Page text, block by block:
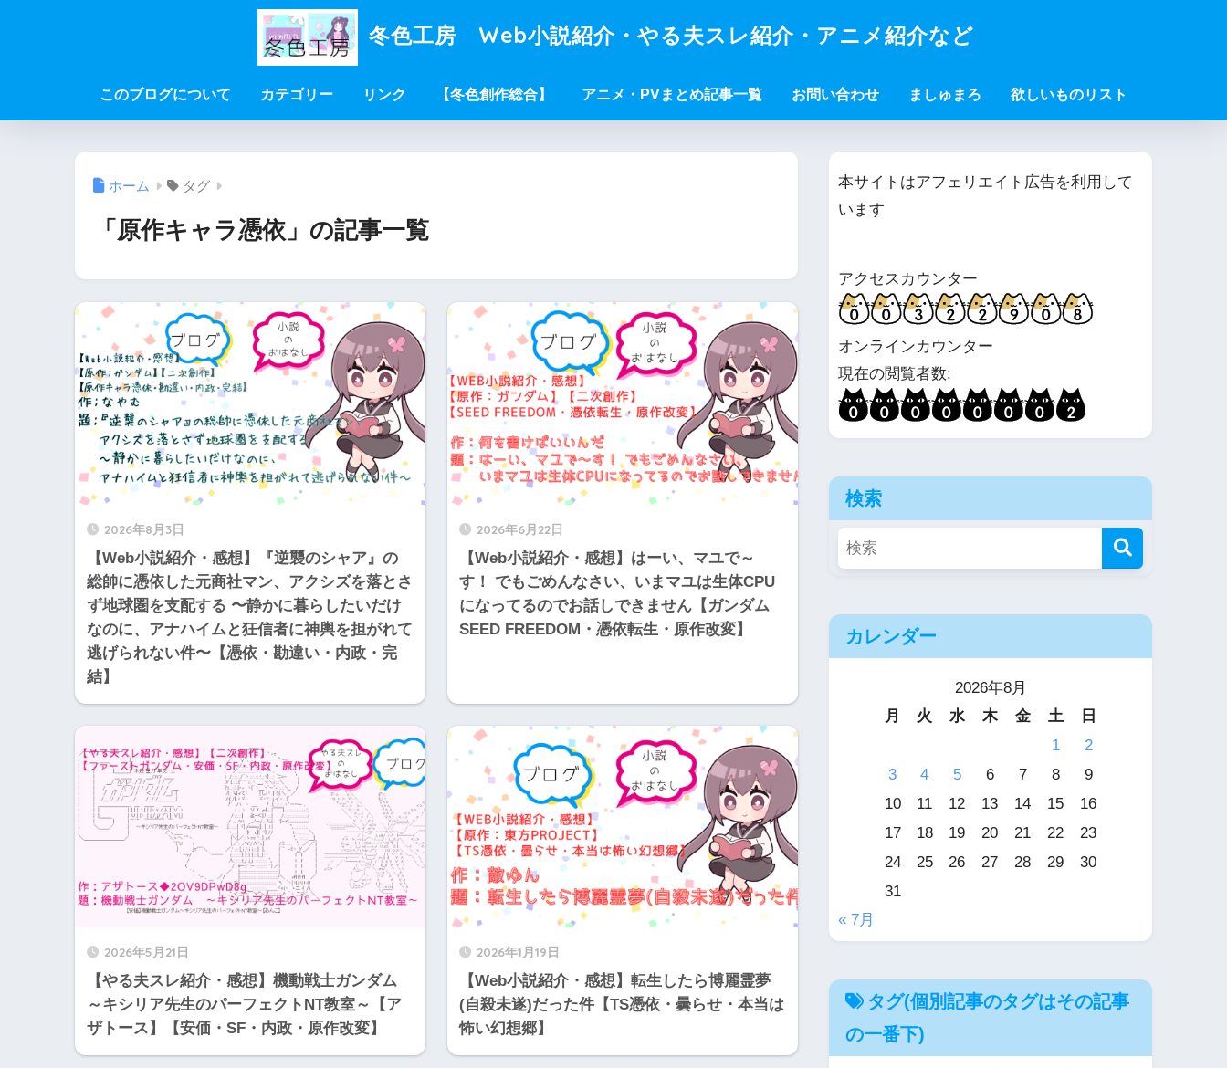
冬色工房 Web小説紹介・やる夫スレ紹介・アニメ紹介など
このブログについて カテゴリー リンク 【冬色創作総合】 アニメ・PVまとめ記事一覧 お問い合わせ ましゅまろ 欲しいものリスト
ホーム タグ
「原作キャラ憑依」の記事一覧
2026年8月3日
【Web小説紹介・感想】『逆襲のシャア』の
総帥に憑依した元商社マン、アクシズを落とさ
ず地球圏を支配する 〜静かに暮らしたいだけ
なのに、アナハイムと狂信者に神輿を担がれて
逃げられない件〜【憑依・勘違い・内政・完
結】
2026年6月22日
【Web小説紹介・感想】はーい、マユで～
す！ でもごめんなさい、いまマユは生体CPU
になってるのでお話しできません【ガンダム
SEED FREEDOM・憑依転生・原作改変】
2026年5月21日
【やる夫スレ紹介・感想】機動戦士ガンダム
～キシリア先生のパーフェクトNT教室～【ア
ザトース】【安価・SF・内政・原作改変】
2026年1月19日
【Web小説紹介・感想】転生したら博麗霊夢
(自殺未遂)だった件【TS憑依・曇らせ・本当は
怖い幻想郷】
本サイトはアフェリエイト広告を利用して
います
アクセスカウンター
オンラインカウンター
現在の閲覧者数:
検索
カレンダー
2026年8月
月
火 水 木 金 土
日
1
2
3
4 5 6 7 8
9
10
11 12 13 14 15
16
17
18 19 20 21 22
23
24
25 26 27 28 29
30
31
« 7月
タグ(個別記事のタグはその記事
の一番下)